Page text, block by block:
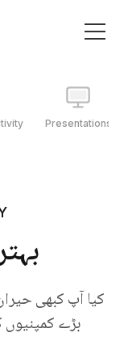
Presentations
کیا آپ کبھی
بڑے کمپنیوں